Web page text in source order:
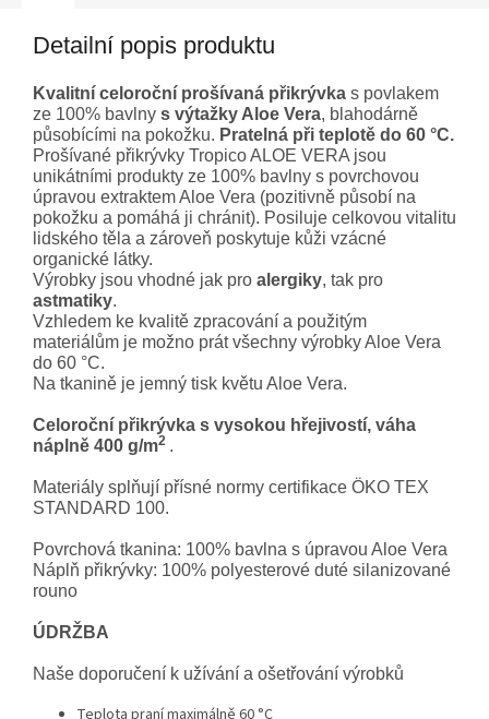
Detailní popis produktu
Kvalitní celoroční prošívaná přikrývka s povlakem
ze 100% bavlny s výtažky Aloe Vera, blahodárně
působícími na pokožku. Pratelná při teplotě do 60 °C.
Prošívané přikrývky Tropico ALOE VERA jsou
unikátními produkty ze 100% bavlny s povrchovou
úpravou extraktem Aloe Vera (pozitivně působí na
pokožku a pomáhá ji chránit). Posiluje celkovou vitalitu
lidského těla a zároveň poskytuje kůži vzácné
organické látky.
Výrobky jsou vhodné jak pro alergiky, tak pro
astmatiky.
Vzhledem ke kvalitě zpracování a použitým
materiálům je možno prát všechny výrobky Aloe Vera
do 60 °C.
Na tkanině je jemný tisk květu Aloe Vera.
Celoroční přikrývka s vysokou hřejivostí, váha
náplně 400 g/m2 .
Materiály splňují přísné normy certifikace ÖKO TEX
STANDARD 100.
Povrchová tkanina: 100% bavlna s úpravou Aloe Vera
Náplň přikrývky: 100% polyesterové duté silanizované
rouno
ÚDRŽBA
Naše doporučení k užívání a ošetřování výrobků